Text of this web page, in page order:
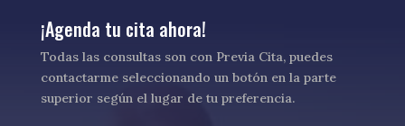
¡Agenda tu cita ahora!
Todas las consultas son con Previa Cita, puedes
contactarme seleccionando un botón en la parte
superior según el lugar de tu preferencia.